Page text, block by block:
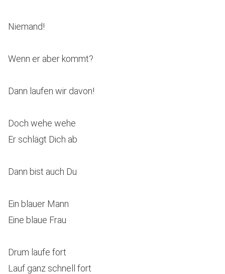
Niemand!
Wenn er aber kommt?
Dann laufen wir davon!
Doch wehe wehe
Er schlägt Dich ab
Dann bist auch Du
Ein blauer Mann
Eine blaue Frau
Drum laufe fort
Lauf ganz schnell fort